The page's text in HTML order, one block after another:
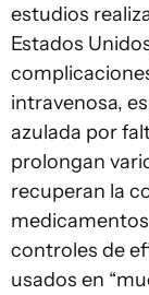
estudios
Estados
intravenosa,
azulada por
prolongan
recuperan la
controles de
usados en